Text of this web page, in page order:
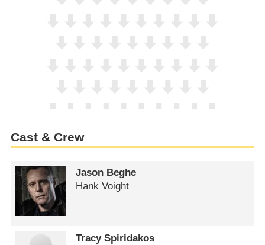
Cast & Crew
Jason Beghe
Hank Voight
Tracy Spiridakos